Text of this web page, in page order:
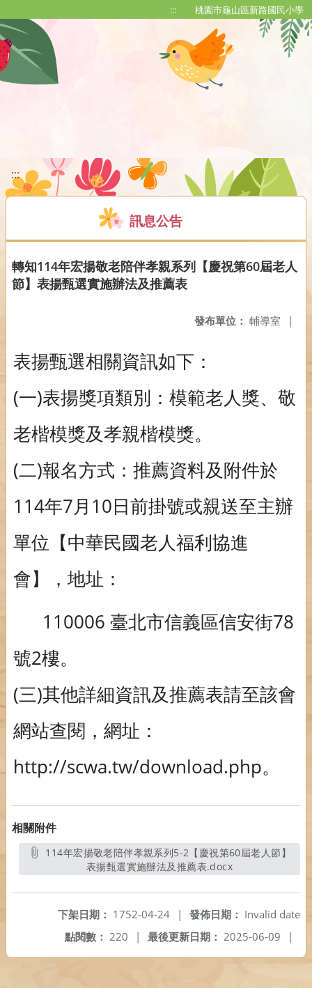
::: 桃園市龜山區新路國民小學
:::
訊息公告
轉知114年宏揚敬老陪伴孝親系列【慶祝第60屆老人
節】表揚甄選實施辦法及推薦表
發布單位： 輔導室 |
表揚甄選相關資訊如下：
(一)表揚獎項類別：模範老人獎、敬
老楷模獎及孝親楷模獎。
(二)報名方式：推薦資料及附件於
114年7月10日前掛號或親送至主辦
單位【中華民國老人福利協進
會】，地址：
110006 臺北市信義區信安街78
號2樓。
(三)其他詳細資訊及推薦表請至該會
網站查閱，網址：
http://scwa.tw/download.php。
相關附件
表揚甄選實施辦法及推薦表.docx另開新視窗
發佈日期： Invalid date
下架日期： 1752-04-24
|
最後更新日期： 2025-06-09 |
點閱數： 220 |